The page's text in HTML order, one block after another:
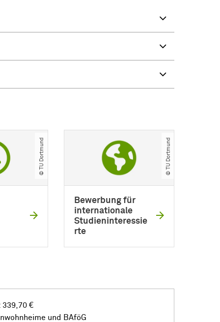
© TU Dortmund © TU Dortmund
Bewerbung für
internationale
Studieninteressie
rte
339,70 €
und BAföG